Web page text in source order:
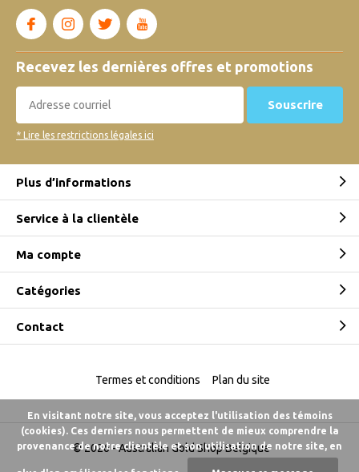
Recevez les dernières offres et promotions
Souscrire
* Lire les restrictions légales ici
Plus d’informations
Service à la clientèle
Ma compte
Catégories
Contact
© 2026 -Australian Gold Shop Belgique
Termes et conditions Plan du site
En visitant notre site, vous acceptez l'utilisation des témoins
(cookies). Ces derniers nous permettent de mieux comprendre la
provenance de notre clientèle et son utilisation de notre site, en